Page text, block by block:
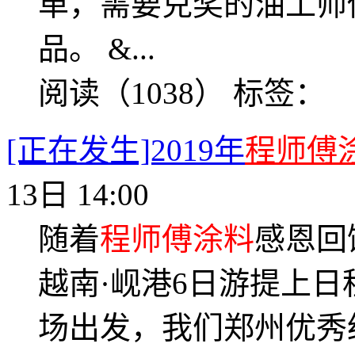
品。 &...
阅读（1038） 标签：
[正在发生]2019年程师傅
13日 14:00
随着程师傅涂料感恩回
越南·岘港6日游提上
场出发，我们郑州优